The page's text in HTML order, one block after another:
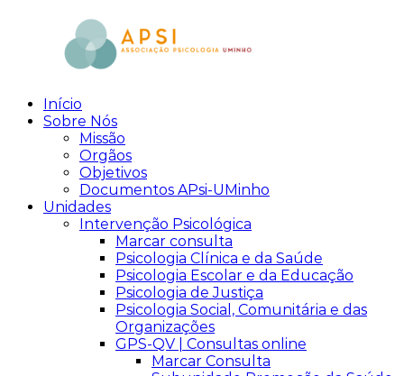
content
aPsi
Associação
Psicologia
Início
Sobre Nós
Missão
Orgãos
Objetivos
Documentos APsi-UMinho
Unidades
Intervenção Psicológica
Marcar consulta
Psicologia Clínica e da Saúde
Psicologia Escolar e da Educação
Psicologia de Justiça
Psicologia Social, Comunitária e das
Organizações
GPS-QV | Consultas online
Marcar Consulta